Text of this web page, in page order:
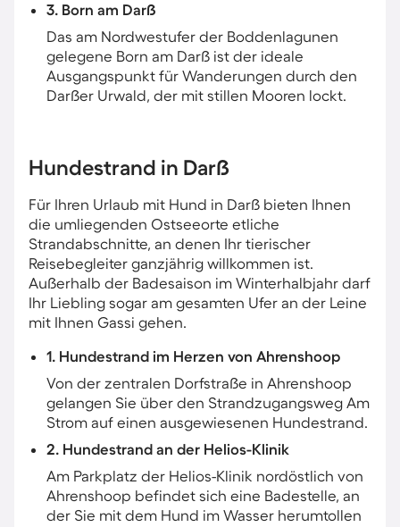
3. Born am Darß
Das am Nordwestufer der Boddenlagunen
gelegene Born am Darß ist der ideale
Ausgangspunkt für Wanderungen durch den
Darßer Urwald, der mit stillen Mooren lockt.
Hundestrand in Darß
Für Ihren Urlaub mit Hund in Darß bieten Ihnen
die umliegenden Ostseeorte etliche
Strandabschnitte, an denen Ihr tierischer
Reisebegleiter ganzjährig willkommen ist.
Außerhalb der Badesaison im Winterhalbjahr darf
Ihr Liebling sogar am gesamten Ufer an der Leine
mit Ihnen Gassi gehen.
1. Hundestrand im Herzen von Ahrenshoop
Von der zentralen Dorfstraße in Ahrenshoop
gelangen Sie über den Strandzugangsweg Am
Strom auf einen ausgewiesenen Hundestrand.
2. Hundestrand an der Helios-Klinik
Am Parkplatz der Helios-Klinik nordöstlich von
Ahrenshoop befindet sich eine Badestelle, an
der Sie mit dem Hund im Wasser herumtollen